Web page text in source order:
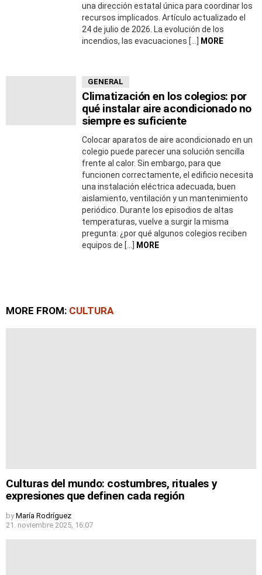
una dirección estatal única para coordinar los
recursos implicados. Artículo actualizado el
24 de julio de 2026. La evolución de los
incendios, las evacuaciones […]
MORE
GENERAL
Climatización en los colegios: por
qué instalar aire acondicionado no
siempre es suficiente
Colocar aparatos de aire acondicionado en un
colegio puede parecer una solución sencilla
frente al calor. Sin embargo, para que
funcionen correctamente, el edificio necesita
una instalación eléctrica adecuada, buen
aislamiento, ventilación y un mantenimiento
periódico. Durante los episodios de altas
temperaturas, vuelve a surgir la misma
pregunta: ¿por qué algunos colegios reciben
equipos de […]
MORE
MORE FROM: CULTURA
Culturas del mundo: costumbres, rituales y
expresiones que definen cada región
by María Rodríguez
21. noviembre 2025, 16:07